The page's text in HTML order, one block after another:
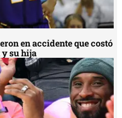
en accidente que costó
su hija